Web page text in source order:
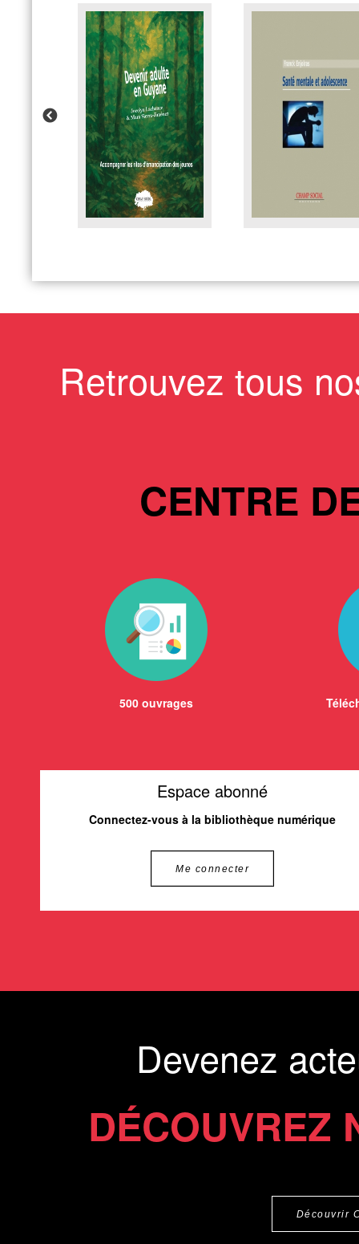
Retrouvez tous
CENTRE
500 ouvrages
Espace abonné
Connectez-vous à la bibliothèque numérique
Me connecter
Devenez
DÉCOUVREZ
Découvrir